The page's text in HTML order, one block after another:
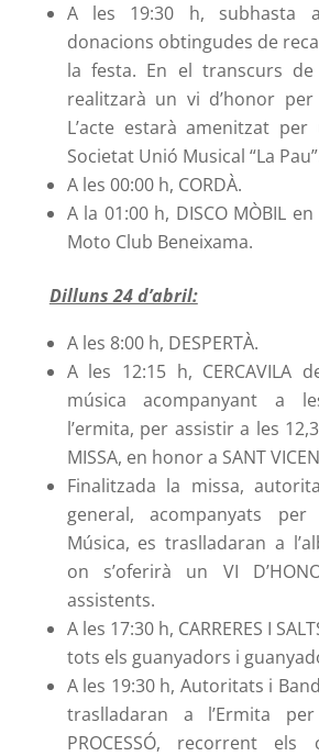
A les 19:30 h, subhasta
donacions obtingudes de
la festa. En el transcurs
realitzarà un vi d’honor per
L’acte estarà amenitzat
Societat Unió Musical “La
A les 00:00 h, CORDÀ.
A la 01:00 h, DISCO MÒBIL
Moto Club Beneixama.
Dilluns 24 d’abril:
A les 8:00 h, DESPERTÀ.
A les 12:15 h, CERCAVILA
música acompanyant a
l’ermita, per assistir a les
MISSA, en honor a SANT
Finalitzada la missa,
general, acompanyats
Música, es traslladaran a
on s’oferirà un VI
assistents.
A les 17:30 h, CARRERES I
tots els guanyadors i
A les 19:30 h, Autoritats i
traslladaran a l’Ermita
PROCESSÓ, recorrent